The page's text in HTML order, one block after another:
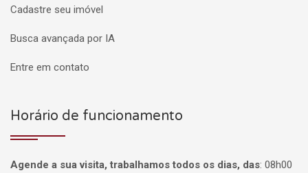
Cadastre seu imóvel
Busca avançada por IA
Entre em contato
Horário de funcionamento
Agende a sua visita, trabalhamos todos os dias, das: 08h00